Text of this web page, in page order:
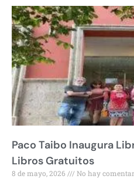
Paco Taibo Inaugura
Libros Gratuitos
8 de mayo, 2026 No hay